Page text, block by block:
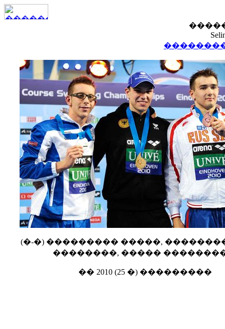
(�-�) ��������� �����,
��������, �����
�� 2010 (25 �) ���������